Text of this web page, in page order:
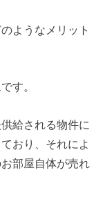
ようなメリット
す。
給される物件に
おり、それによ
部屋自体が売れ